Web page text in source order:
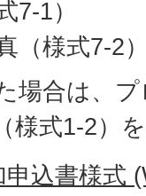
7-1）
（様式7-2
場合は、
様式1-2）
込書様式